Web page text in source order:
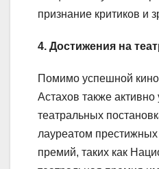
признание критиков и
4. Достижения на
Помимо успешной
Астахов также активно
театральных
лауреатом
премий, таких как